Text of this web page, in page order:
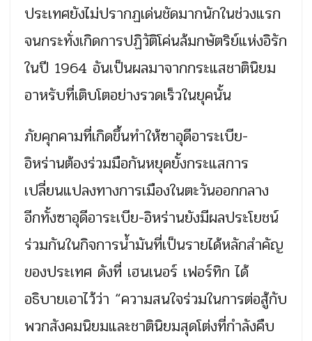
ประเทศยังไม่ปรากฏเด่นชัดมากนักในช่วงแรก
จนกระทั่งเกิดการปฏิวัติโค่นล้มกษัตริย์แห่งอิรัก
ในปี 1964 อันเป็นผลมาจากกระแสชาตินิยม
อาหรับที่เติบโตอย่างรวดเร็วในยุคนั้น
ภัยคุกคามที่เกิดขึ้นทำให้ซาอุดีอาระเบีย-
อิหร่านต้องร่วมมือกันหยุดยั้งกระแสการ
เปลี่ยนแปลงทางการเมืองในตะวันออกกลาง
อีกทั้งซาอุดีอาระเบีย-อิหร่านยังมีผลประโยชน์
ร่วมกันในกิจการน้ำมันที่เป็นรายได้หลักสำคัญ
ของประเทศ ดังที่ เฮนเนอร์ เฟอร์ทิก ได้
อธิบายเอาไว้ว่า “ความสนใจร่วมในการต่อสู้กับ
พวกสังคมนิยมและชาตินิยมสุดโต่งที่กำลังคืบ